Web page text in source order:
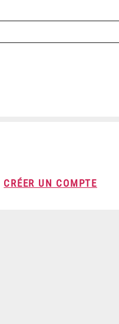
CRÉER UN COMPTE